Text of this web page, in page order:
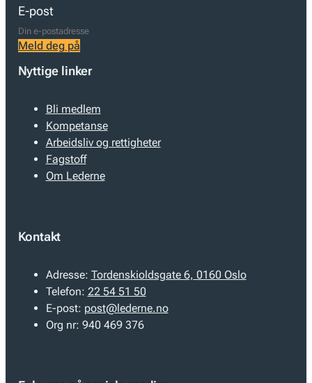
E-post
Meld deg på
Nyttige linker
Bli medlem
Kompetanse
Arbeidsliv og rettigheter
Fagstoff
Om Lederne
Kontakt
Adresse: Tordenskioldsgate 6, 0160 Oslo
Telefon: 22 54 51 50
E-post: post@lederne.no
Org nr: 940 469 376